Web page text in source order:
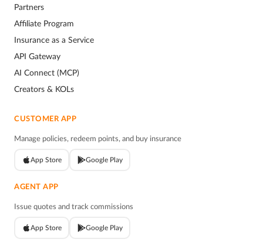
Partners
Affiliate Program
Insurance as a Service
API Gateway
AI Connect (MCP)
Creators & KOLs
CUSTOMER APP
Manage policies, redeem points, and buy insurance
App Store Google Play
AGENT APP
Issue quotes and track commissions
App Store Google Play